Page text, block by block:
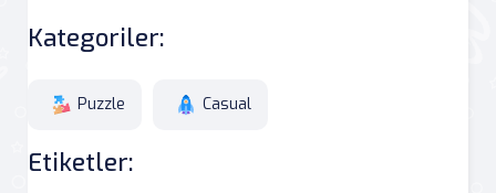
Kategoriler:
Puzzle Casual
Etiketler: